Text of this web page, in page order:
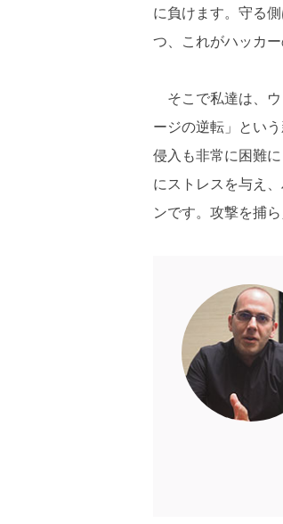
に負けます。守る
つ、これがハッカ
そこで私達は、ウ
ージの逆転」とい
侵入も非常に困難
にストレスを与え
ンです。攻撃を捕